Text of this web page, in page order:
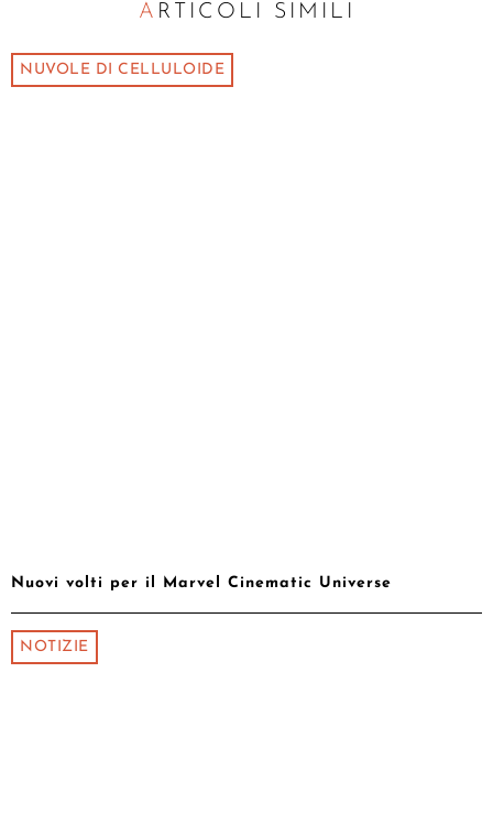
ARTICOLI SIMILI
NUVOLE DI CELLULOIDE
Nuovi volti per il Marvel Cinematic Universe
NOTIZIE